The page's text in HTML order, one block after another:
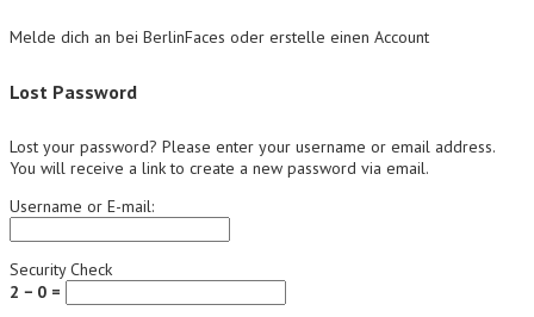
Melde dich an bei BerlinFaces oder erstelle einen Account
Lost Password
Lost your password? Please enter your username or email address.
You will receive a link to create a new password via email.
Username or E-mail:
Security Check
2 − 0 =